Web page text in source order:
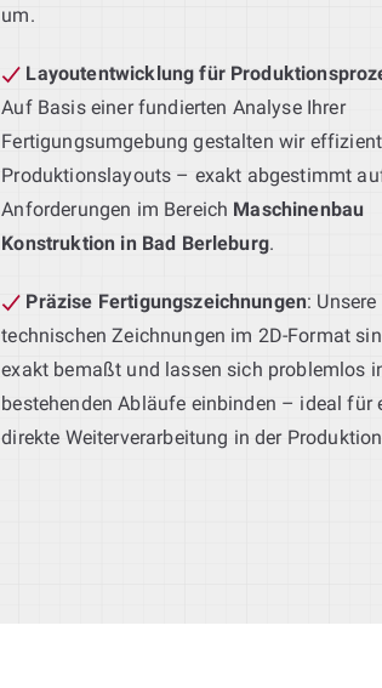
um.
Layoutentwicklung für
Auf Basis einer fundierten Analyse Ihrer
Fertigungsumgebung gestalten wir
Produktionslayouts – exakt abgestimmt
Anforderungen im Bereich Maschinenbau
Konstruktion in Bad Berleburg.
Präzise Fertigungszeichnungen: Unsere
technischen Zeichnungen im 2D-Format
exakt bemaßt und lassen sich problemlos
bestehenden Abläufe einbinden – ideal für
direkte Weiterverarbeitung in der